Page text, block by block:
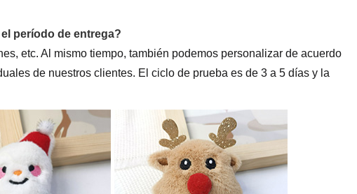
período de entrega?
etc. Al mismo tiempo, también podemos personalizar de acuerdo
de nuestros clientes. El ciclo de prueba es de 3 a 5 días y la